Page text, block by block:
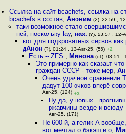
Ссылка на сайт bcachefs, ссылка на
bcachefs в состав,Аноним (2), 22:59 ,
таки возможное стало
ней, поскольку lay, нах. (?), 23:57 , 12-
вот для подкроватных сервов как
дАнон (?), 01:24 , 13-Авг-25, (56) +2
Есть -- ZFS , Минона (ok), 08:51 ,
Это примерно как сказаьт
граждан СССР - тоже мер,
Очень удачное сравнение
дадут 100 очков вперё
Авг-25, (124) +3
Ну да, у новых -
ржавчины везде и всюду
Авг-25, (171)
Не 600-й, а гелик А
вот мечтал о бэкэш и о,